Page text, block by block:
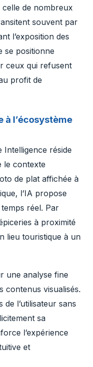
de nombreux
souvent par
l’exposition des
se positionne
ceux qui refusent
profit de
à l’écosystème
Intelligence réside
le contexte
de plat affichée à
l’IA propose
réel. Par
à proximité
lieu touristique à un
une analyse fine
contenus visualisés.
de l’utilisateur sans
sa
l’expérience
et